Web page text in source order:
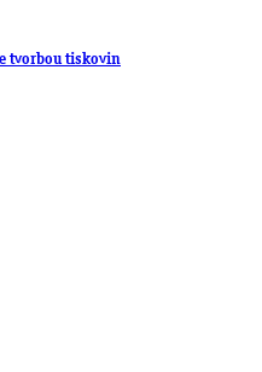
tvorbou tiskovin